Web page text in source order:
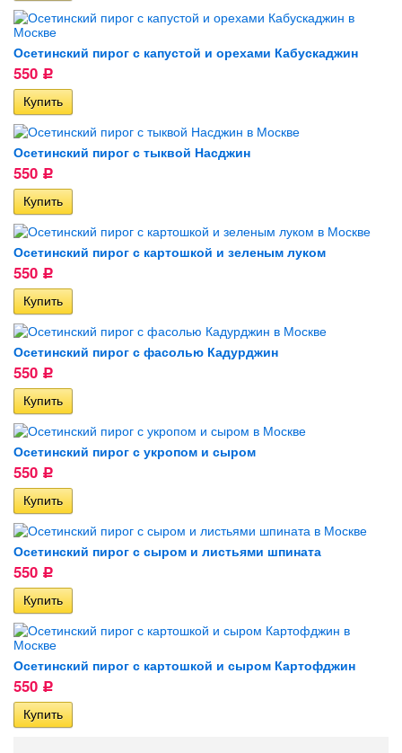
Осетинский пирог с капустой и орехами Кабускаджин
550 Р
Осетинский пирог с тыквой Насджин
550 Р
Осетинский пирог с картошкой и зеленым луком
550 Р
Осетинский пирог с фасолью Кадурджин
550 Р
Осетинский пирог с укропом и сыром
550 Р
Осетинский пирог с сыром и листьями шпината
550 Р
Осетинский пирог с картошкой и сыром Картофджин
550 Р